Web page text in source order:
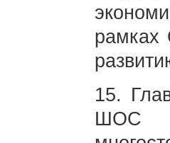
рамках
15.
ШОС